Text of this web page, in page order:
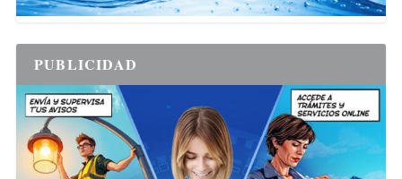
PUBLICIDAD